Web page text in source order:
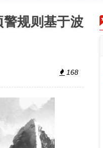
规则基于波
168